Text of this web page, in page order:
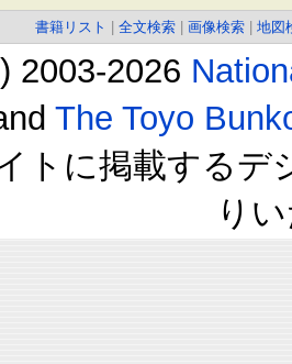
書籍リスト 全文検索 画像検索 地図
2003-2026
The Toyo
トに掲載するデ
り